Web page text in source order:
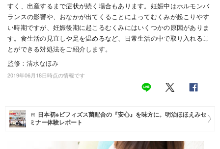
赤ちゃん・育児
子育て・家族
病院
美容・ファッション
住まい
マネー
すく、出産するまで症状が続く場合もあります。妊娠中はホルモンバ
ランスの影響や、おなかが出てくることによってむくみが起こりやす
い時期ですが、妊娠後期に起こるむくみにはいくつかの原因がありま
す。食生活の見直しや足を温めるなど、日常生活の中で取り入れるこ
とができる対処法をご紹介します。
監修：清水なほみ
2019年06月18日時点の情報です
日本初※ビフィズス菌配合の『安心』を味方に。明治ほほえみセ
ミナー体験レポート